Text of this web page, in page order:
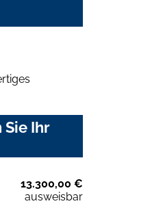
Ihr
13.300,00 €
ausweisbar